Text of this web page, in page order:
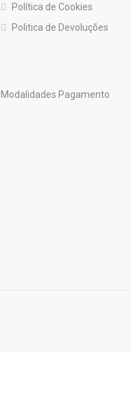
Política de Cookies
Politica de Devoluções
Modalidades Pagamento